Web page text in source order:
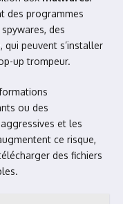
des programmes
des
peuvent s’installer
up trompeur.
ou des
et les
ce risque,
des fichiers